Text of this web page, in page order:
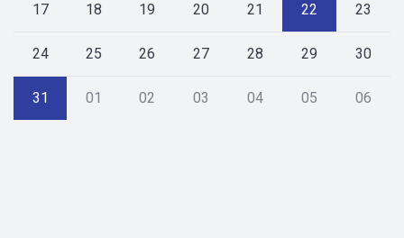
17 18 19 20 21 22 23
24 25 26 27 28 29 30
31 01 02 03 04 05 06